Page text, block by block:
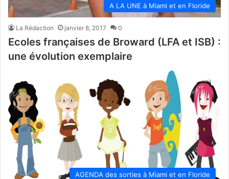
A LA UNE à Miami et en Floride
La Rédaction janvier 8, 2017 0
Ecoles françaises de Broward (LFA et ISB) :
une évolution exemplaire
AGENDA des sorties à Miami et en Floride